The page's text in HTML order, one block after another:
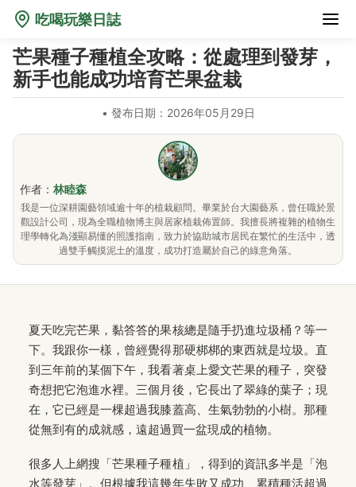
吃喝玩樂日誌
芒果種子種植全攻略：從處理到發芽，
新手也能成功培育芒果盆栽
• 發布日期：2026年05月29日
作者： 林睦森
我是一位深耕園藝領域逾十年的植栽顧問。畢業於台大園藝系，曾任職於景
觀設計公司，現為全職植物博主與居家植栽佈置師。我擅長將複雜的植物生
理學轉化為淺顯易懂的照護指南，致力於協助城市居民在繁忙的生活中，透
過雙手觸摸泥土的溫度，成功打造屬於自己的綠意角落。
夏天吃完芒果，黏答答的果核總是隨手扔進垃圾桶？等一
下。我跟你一樣，曾經覺得那硬梆梆的東西就是垃圾。直
到三年前的某個下午，我看著桌上愛文芒果的種子，突發
奇想把它泡進水裡。三個月後，它長出了翠綠的葉子；現
在，它已經是一棵超過我膝蓋高、生氣勃勃的小樹。那種
從無到有的成就感，遠超過買一盆現成的植物。
很多人上網搜「芒果種子種植」，得到的資訊多半是「泡
水等發芽」。但根據我這幾年失敗又成功、累積種活超過